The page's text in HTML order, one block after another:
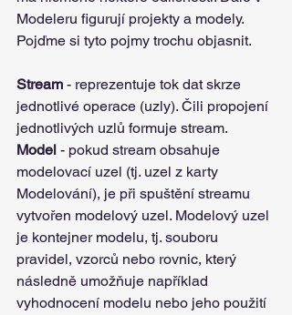
Modeleru figurují projekty a modely.
Pojďme si tyto pojmy trochu objasnit.
Stream - reprezentuje tok dat skrze
jednotlivé operace (uzly). Čili propojení
jednotlivých uzlů formuje stream.
Model - pokud stream obsahuje
modelovací uzel (tj. uzel z karty
Modelování), je při spuštění streamu
vytvořen modelový uzel. Modelový uzel
je kontejner modelu, tj. souboru
pravidel, vzorců nebo rovnic, který
následně umožňuje například
vyhodnocení modelu nebo jeho použití